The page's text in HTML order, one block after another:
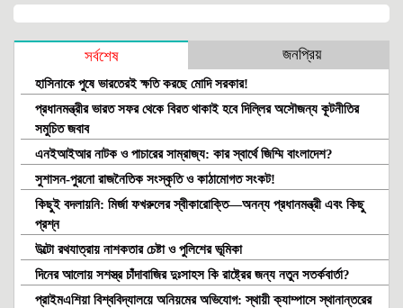
সর্বশেষ জনপ্রিয়
হাসিনাকে পুষে ভারতেরই ক্ষতি করছে মোদি সরকার!
প্রধানমন্ত্রীর ভারত সফর থেকে বিরত থাকাই হবে দিল্লির অসৌজন্য কূটনীতির
সমুচিত জবাব
এনইআইআর নাটক ও পাচারের সাম্রাজ্য: কার স্বার্থে জিম্মি বাংলাদেশ?
সুশাসন-পুরনো রাজনৈতিক সংস্কৃতি ও কাঠামোগত সংকট!
কিছুই বদলায়নি: মির্জা ফখরুলের স্বীকারোক্তি—অনন্য প্রধানমন্ত্রী এবং কিছু
প্রশ্ন
উল্টো রথযাত্রায় নাশকতার চেষ্টা ও পুলিশের ভূমিকা
দিনের আলোয় সশস্ত্র চাঁদাবাজির দুঃসাহস কি রাষ্ট্রের জন্য নতুন সতর্কবার্তা?
প্রাইমএশিয়া বিশ্ববিদ্যালয়ে অনিয়মের অভিযোগ: স্থায়ী ক্যাম্পাসে স্থানান্তরের